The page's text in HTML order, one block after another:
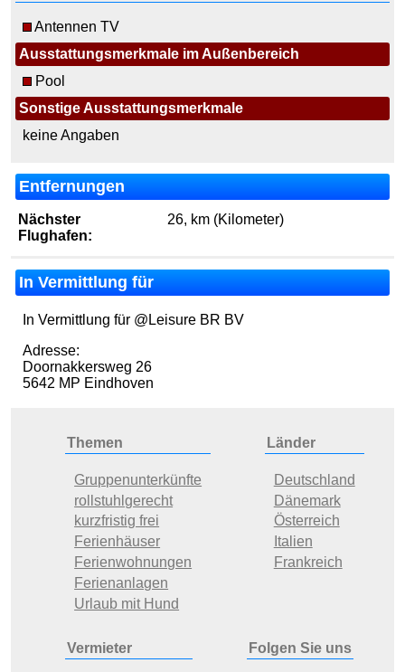
Antennen TV
Ausstattungsmerkmale im Außenbereich
Pool
Sonstige Ausstattungsmerkmale
keine Angaben
Entfernungen
Nächster
Flughafen:
26, km (Kilometer)
In Vermittlung für
In Vermittlung für @Leisure BR BV
Adresse:
Doornakkersweg 26
5642 MP Eindhoven
Themen
Gruppenunterkünfte
rollstuhlgerecht
kurzfristig frei
Ferienhäuser
Ferienwohnungen
Ferienanlagen
Urlaub mit Hund
Länder
Deutschland
Dänemark
Österreich
Italien
Frankreich
Vermieter Folgen Sie uns